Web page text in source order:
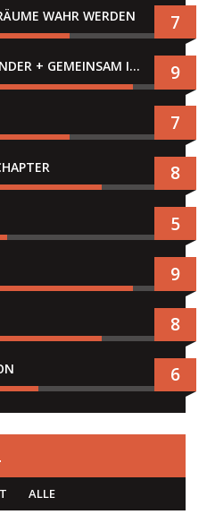
WAHR WERDEN 7
SUPER MARIO BROS. WONDER + GEMEINSAM IM BELLABEL-PARK 9
7
8
5
9
8
6
ALLE